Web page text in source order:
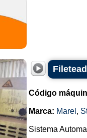
Código
Marca: Marel ,
Sistema